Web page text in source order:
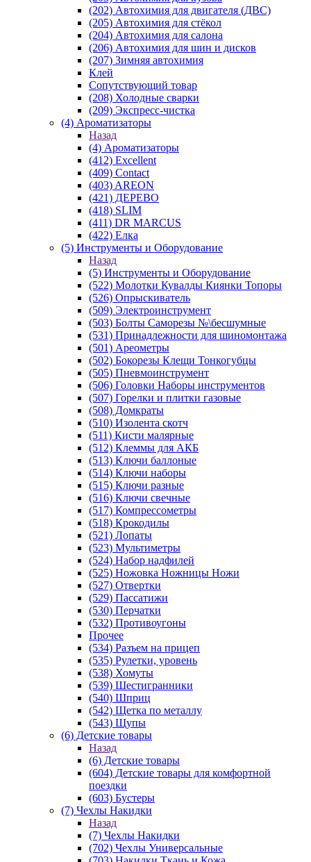
(202) Автохимия для двигателя (ДВС)
(205) Автохимия для стёкол
(204) Автохимия для салона
(206) Автохимия для шин и дисков
(207) Зимняя автохимия
Клей
Сопутствующий товар
(208) Холодные сварки
(209) Экспреcс-чистка
(4) Ароматизаторы
Назад
(4) Ароматизаторы
(412) Excellent
(409) Contact
(403) AREON
(421) ДЕРЕВО
(418) SLIM
(411) DR MARCUS
(422) Елка
(5) Инструменты и Оборудование
Назад
(5) Инструменты и Оборудование
(522) Молотки Кувалды Киянки Топоры
(526) Опрыскиватель
(509) Электроинструмент
(503) Болты Саморезы №\бесшумные
(531) Принадлежности для шиномонтажа
(501) Ареометры
(502) Бокорезы Клещи Тонкогубцы
(505) Пневмоинструмент
(506) Головки Наборы инструментов
(507) Горелки и плитки газовые
(508) Домкраты
(510) Изолента скотч
(511) Кисти малярные
(512) Клеммы для АКБ
(513) Ключи баллоные
(514) Ключи наборы
(515) Ключи разные
(516) Ключи свечные
(517) Компрессометры
(518) Крокодилы
(521) Лопаты
(523) Мультиметры
(524) Набор надфилей
(525) Ножовка Ножницы Ножи
(527) Отвертки
(529) Пассатижи
(530) Перчатки
(532) Противоугоны
Прочее
(534) Разъем на прицеп
(535) Рулетки, уровень
(538) Хомуты
(539) Шестигранники
(540) Шприц
(542) Щетка по металлу
(543) Щупы
(6) Детские товары
Назад
(6) Детские товары
(604) Детские товары для комфортной
поездки
(603) Бустеры
(7) Чехлы Накидки
Назад
(7) Чехлы Накидки
(702) Чехлы Универсальные